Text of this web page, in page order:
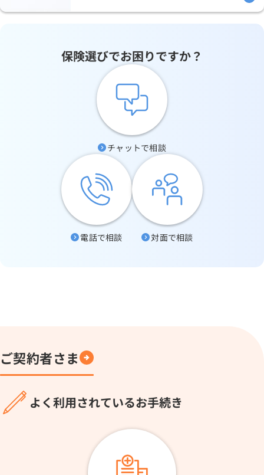
保険選びでお困りですか？
チャットで相談
電話で相談 対面で相談
ご契約者さま
よく利用されているお手続き